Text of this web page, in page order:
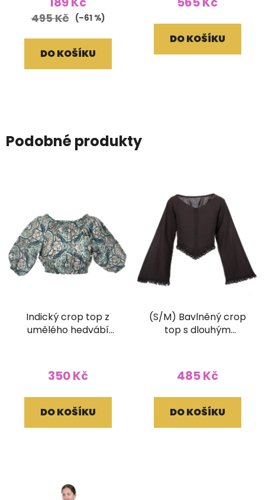
495 Kč (–61 %)
DO KOŠÍKU
DO KOŠÍKU
Podobné produkty
Indický crop top z
umělého hedvábí
350 Kč
DO KOŠÍKU
(S/M) Bavlněný crop
top s dlouhým
485 Kč
DO KOŠÍKU